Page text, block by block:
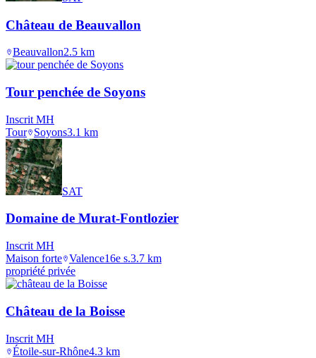
Château de Beauvallon
Beauvallon2.5 km
Tour penchée de Soyons
Inscrit MH
Tour
Soyons3.1 km
SAT
Domaine de Murat-Fontlozier
Inscrit MH
Maison forte Valence16e s.3.7 km
propriété privée
Château de la Boisse
Inscrit MH
Étoile-sur-Rhône4.3 km